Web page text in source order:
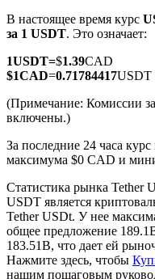
Деривативы на
сырьевые товары
USDC фьючерсы
Фьючерсы с
обеспечения
В настоящее время курс
за 1 USDT. Это означает:
1USDT=$1.39CAD
$1CAD=0.71784417USDT
(Примечание: Комиссии
включены.)
За последние 24 часа
максимума $0 CAD и
Статистика рынка Tether
USDT является
Tether USDt. У нее
общее предложение
183.51B, что дает ей
Нажмите здесь, чтобы
нашим пошаговым